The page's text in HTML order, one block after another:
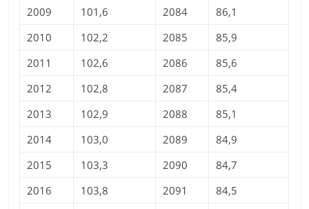
2009
101,6 2084
86,1
2010
102,2 2085
85,9
2011
102,6 2086
85,6
2012
102,8 2087
85,4
2013
102,9 2088
85,1
2014
103,0 2089
84,9
2015
103,3 2090
84,7
2016
103,8 2091
84,5